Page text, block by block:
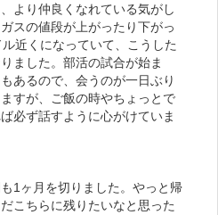
より仲良くなれている気がし
スの値段が上がったり下がっ
近くになっていて、こうした
ました。部活の試合が始ま
あるので、会うのが一日ぶり
すが、ご飯の時やちょっとで
必ず話すように心がけていま
1ヶ月を切りました。やっと帰
こちらに残りたいなと思った